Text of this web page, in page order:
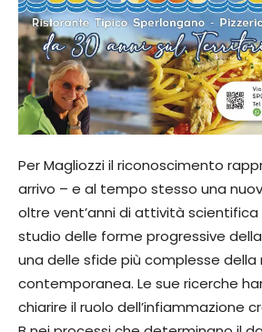
Per Magliozzi il riconoscimento
arrivo – e al tempo stesso una
oltre vent’anni di attività
studio delle forme progressive
una delle sfide più complesse della
contemporanea. Le sue ricerche
chiarire il ruolo dell’infiammazione